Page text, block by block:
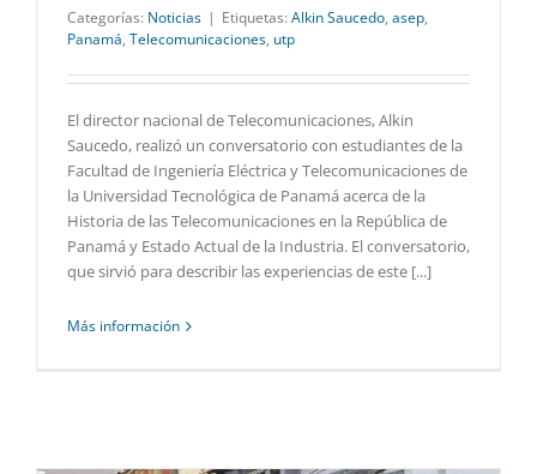
Categorías: Noticias | Etiquetas: Alkin Saucedo, asep,
Panamá, Telecomunicaciones, utp
El director nacional de Telecomunicaciones, Alkin
Saucedo, realizó un conversatorio con estudiantes de la
Facultad de Ingeniería Eléctrica y Telecomunicaciones de
la Universidad Tecnológica de Panamá acerca de la
Historia de las Telecomunicaciones en la República de
Panamá y Estado Actual de la Industria. El conversatorio,
que sirvió para describir las experiencias de este [...]
Más información